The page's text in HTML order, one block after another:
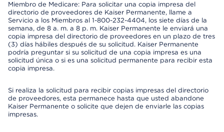
Miembro de Medicare: Para solicitar una copia impresa del
directorio de proveedores de Kaiser Permanente, llame a
Servicio a los Miembros al 1-800-232-4404, los siete días de la
semana, de 8 a. m. a 8 p. m. Kaiser Permanente le enviará una
copia impresa del directorio de proveedores en un plazo de tres
(3) días hábiles después de su solicitud. Kaiser Permanente
podría preguntar si su solicitud de una copia impresa es una
solicitud única o si es una solicitud permanente para recibir esta
copia impresa.
Si realiza la solicitud para recibir copias impresas del directorio
de proveedores, esta permanece hasta que usted abandone
Kaiser Permanente o solicite que dejen de enviarle las copias
impresas.